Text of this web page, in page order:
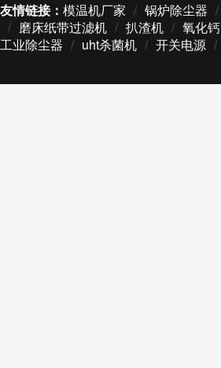
友情链接： 模温机厂家 / 锅炉除尘器 /
/ 磨床纸带过滤机 / 扒渣机 / 氧化钙
工业除尘器 / uht杀菌机 / 开关电源 /